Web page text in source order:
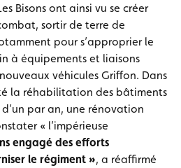
Bisons ont ainsi vu se créer
sortir de terre de
pour s’approprier le
à équipements et liaisons
véhicules Griffon. Dans
la réhabilitation des bâtiments
par an, une rénovation
« l’impérieuse
engagé des efforts
le régiment », a réaffirmé